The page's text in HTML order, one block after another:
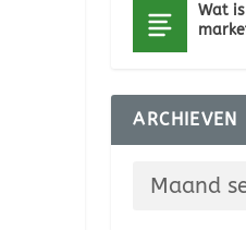
Wat
ARCHIEVEN